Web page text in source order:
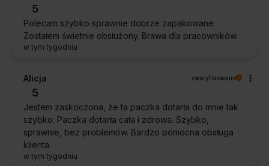
5
Polecam szybko sprawnie dobrze zapakowane
Zostałem świetnie obsłużony. Brawa dla pracowników.
w tym tygodniu
Alicja zweryfikowano
5
Jestem zaskoczona, że ta paczka dotarła do mnie tak
szybko. Paczka dotarła cała i zdrowa. Szybko,
sprawnie, bez problemów. Bardzo pomocna obsługa
klienta.
w tym tygodniu